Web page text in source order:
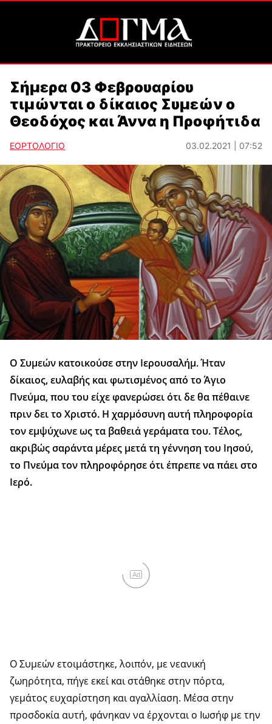
Σήμερα 03 Φεβρουαρίου
τιμώνται ο δίκαιος Συμεών ο
Θεοδόχος και Άννα η Προφήτιδα
ΕΟΡΤΟΛΟΓΙΟ 03.02.2021 | 07:52
Ο Συμεών κατοικούσε στην Ιερουσαλήμ. Ήταν
δίκαιος, ευλαβής και φωτισμένος από το Άγιο
Πνεύμα, που του είχε φανερώσει ότι δε θα πέθαινε
πριν δει το Χριστό. Η χαρμόσυνη αυτή πληροφορία
τον εμψύχωνε ως τα βαθειά γεράματα του. Τέλος,
ακριβώς σαράντα μέρες μετά τη γέννηση του Ιησού,
το Πνεύμα τον πληροφόρησε ότι έπρεπε να πάει στο
Ιερό.
Ad
Ο Συμεών ετοιμάστηκε, λοιπόν, με νεανική
ζωηρότητα, πήγε εκεί και στάθηκε στην πόρτα,
γεμάτος ευχαρίστηση και αγαλλίαση. Μέσα στην
προσδοκία αυτή, φάνηκαν να έρχονται ο Ιωσήφ με την